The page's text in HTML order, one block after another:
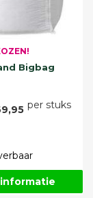
Bigbag
per stuks